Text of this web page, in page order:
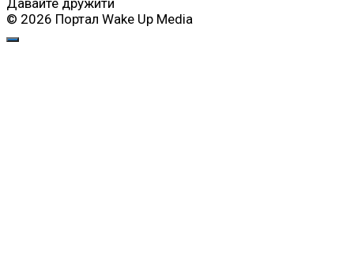
© 2026 Портал Wake Up Media